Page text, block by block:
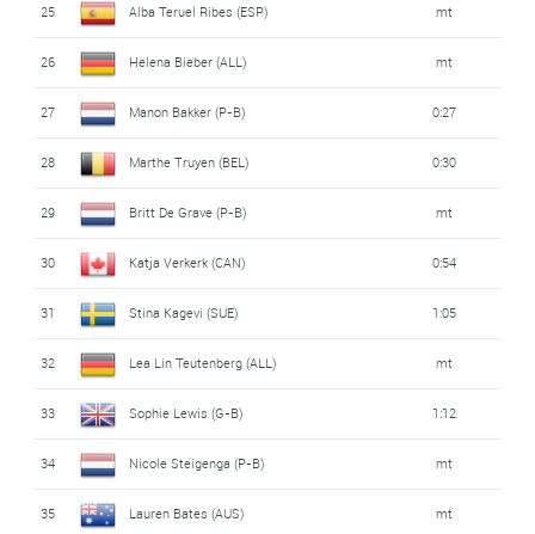
25 Alba Teruel Ribes (ESP) mt
26 Helena Bieber (ALL) mt
27 Manon Bakker (P-B) 0:27
28 Marthe Truyen (BEL) 0:30
29 Britt De Grave (P-B) mt
30 Katja Verkerk (CAN) 0:54
31 Stina Kagevi (SUE) 1:05
32 Lea Lin Teutenberg (ALL) mt
33 Sophie Lewis (G-B) 1:12
34 Nicole Steigenga (P-B) mt
35 Lauren Bates (AUS) mt